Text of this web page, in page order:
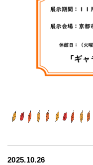
2025.10.26